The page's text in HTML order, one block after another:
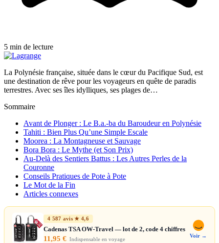
5 min de lecture
La Polynésie française, située dans le cœur du Pacifique Sud, est
une destination de rêve pour les voyageurs en quête de paradis
terrestres. Avec ses îles idylliques, ses plages de…
Sommaire
Avant de Plonger : Le B.a.-ba du Baroudeur en Polynésie
Tahiti : Bien Plus Qu’une Simple Escale
Moorea : La Montagneuse et Sauvage
Bora Bora : Le Mythe (et Son Prix)
Au-Delà des Sentiers Battus : Les Autres Perles de la
Couronne
Conseils Pratiques de Pote à Pote
Le Mot de la Fin
Articles connexes
4 587 avis ★ 4,6
Cadenas TSA OW-Travel — lot de 2, code 4 chiffres
11,95 € Indispensable en voyage
Voir →